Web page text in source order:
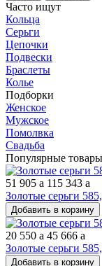
Часто ищут
Кольца
Серьги
Цепочки
Подвески
Браслеты
Колье
Подборки
Женское
Мужское
Помолвка
Свадьба
Популярные товары
51 905 a 115 343 a
Золотые серьги
Добавить в корзину
20 550 a 45 666 a
Золотые серьги
Добавить в корзину